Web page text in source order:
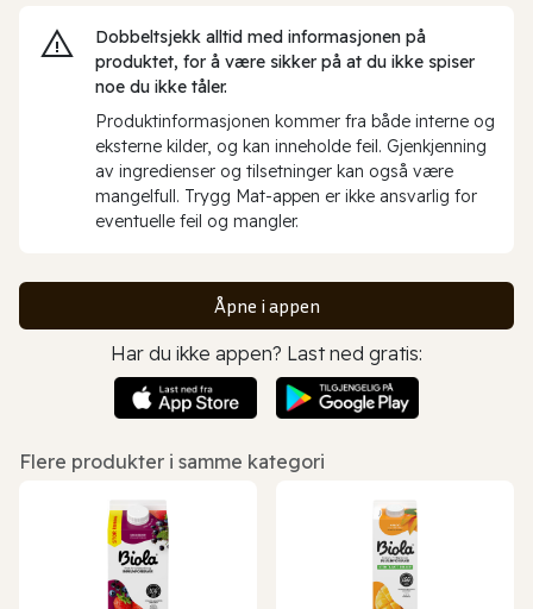
Dobbeltsjekk alltid med informasjonen på
produktet, for å være sikker på at du ikke spiser
noe du ikke tåler.
Produktinformasjonen kommer fra både interne og
eksterne kilder, og kan inneholde feil. Gjenkjenning
av ingredienser og tilsetninger kan også være
mangelfull. Trygg Mat-appen er ikke ansvarlig for
eventuelle feil og mangler.
Åpne i appen
Har du ikke appen? Last ned gratis:
Flere produkter i samme kategori